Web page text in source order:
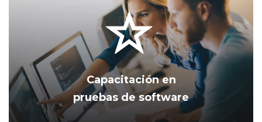
Capacitación en
pruebas de software